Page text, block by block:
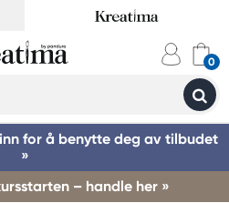
for å benytte deg av tilbudet
»
– handle her »